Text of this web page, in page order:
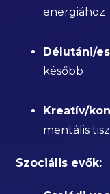
energiához
Délutáni/
később
Kreatív/
mentális
Szociális evők: